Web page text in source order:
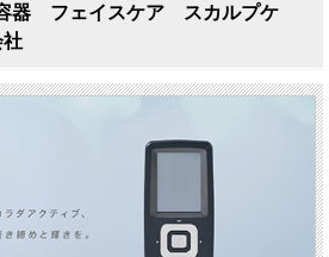
器 フェイスケア スカルプケ